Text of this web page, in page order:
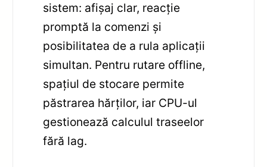
sistem: afișaj clar, reacție
promptă la comenzi și
posibilitatea de a rula aplicații
simultan. Pentru rutare offline,
spațiul de stocare permite
păstrarea hărților, iar CPU-ul
gestionează calculul traseelor
fără lag.